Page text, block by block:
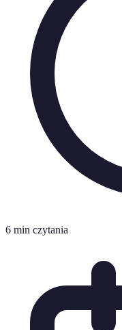
6 min czytania